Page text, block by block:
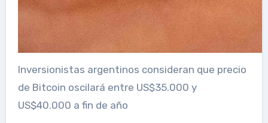
Inversionistas argentinos consideran que precio
de Bitcoin oscilará entre US$35.000 y
US$40.000 a fin de año